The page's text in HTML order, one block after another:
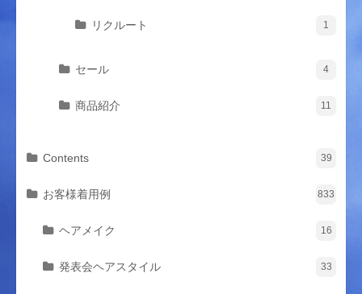
リクルート 1
セール 4
商品紹介 11
Contents 39
お客様着用例 833
ヘアメイク 16
発表会ヘアスタイル 33